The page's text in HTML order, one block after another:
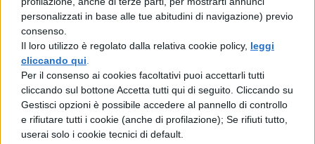
personalizzati in base alle tue abitudini di navigazione) previo
consenso.
Il loro utilizzo è regolato dalla relativa cookie policy, leggi
cliccando qui
Per il consenso ai cookies facoltativi puoi accettarli tutti
cliccando sul bottone Accetta tutti qui di seguito. Cliccando su
Gestisci opzioni è possibile accedere al pannello di controllo
e rifiutare tutti i cookie (anche di profilazione); Se rifiuti tutto,
userai solo i cookie tecnici di default.
gli si rivoltano contro. E’ totalmente
paranoico riguardo a ciò che Ron e
Hermione dicono di lui. Pensa che i due
amici mettano in dubbio la sua leadership,
ma nel contempo è lui stesso il primo a
metterla in dubbio. Non ha un piano